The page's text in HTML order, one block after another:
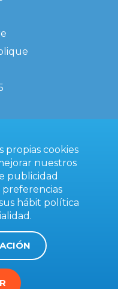
propias cookies
nuestros
publicidad
preferencias
hábit política
.